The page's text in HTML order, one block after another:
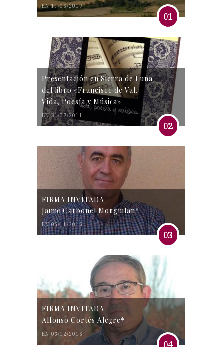
EN 19/06/2007
01
Presentación en Sierra de Luna
del libro «Francisco de Val.
Vida, Poesía y Música»
EN 31/07/2011
02
FIRMA INVITADA
Jaime Carbonel Monguilán*
EN 05/11/2016
03
FIRMA INVITADA
Alfonso Cortés Alegre*
EN 03/12/2016
04